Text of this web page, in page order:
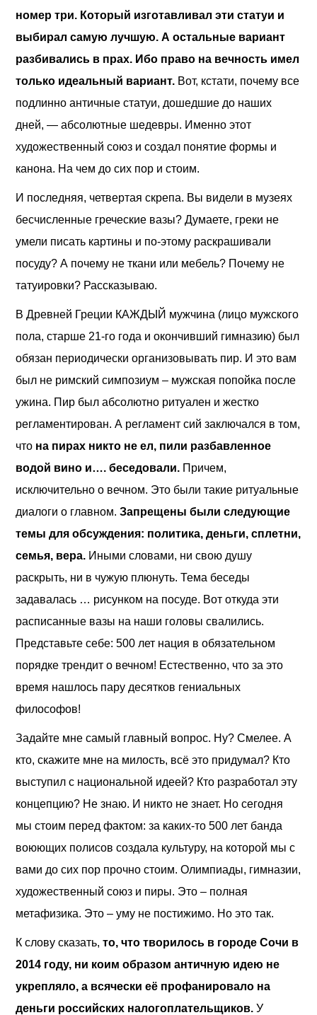
номер три. Который изготавливал эти статуи и
выбирал самую лучшую. А остальные вариант
разбивались в прах. Ибо право на вечность имел
только идеальный вариант. Вот, кстати, почему все
подлинно античные статуи, дошедшие до наших
дней, — абсолютные шедевры. Именно этот
художественный союз и создал понятие формы и
канона. На чем до сих пор и стоим.
И последняя, четвертая скрепа. Вы видели в музеях
бесчисленные греческие вазы? Думаете, греки не
умели писать картины и по-этому раскрашивали
посуду? А почему не ткани или мебель? Почему не
татуировки? Рассказываю.
В Древней Греции КАЖДЫЙ мужчина (лицо мужского
пола, старше 21-го года и окончивший гимназию) был
обязан периодически организовывать пир. И это вам
был не римский симпозиум – мужская попойка после
ужина. Пир был абсолютно ритуален и жестко
регламентирован. А регламент сий заключался в том,
что на пирах никто не ел, пили разбавленное
водой вино и…. беседовали. Причем,
исключительно о вечном. Это были такие ритуальные
диалоги о главном.Запрещены были следующие
темы для обсуждения: политика, деньги, сплетни,
семья, вера. Иными словами, ни свою душу
раскрыть, ни в чужую плюнуть. Тема беседы
задавалась … рисунком на посуде. Вот откуда эти
расписанные вазы на наши головы свалились.
Представьте себе: 500 лет нация в обязательном
порядке трендит о вечном! Естественно, что за это
время нашлось пару десятков гениальных
философов!
Задайте мне самый главный вопрос. Ну? Смелее. А
кто, скажите мне на милость, всё это придумал? Кто
выступил с национальной идеей? Кто разработал эту
концепцию? Не знаю. И никто не знает. Но сегодня
мы стоим перед фактом: за каких-то 500 лет банда
воюющих полисов создала культуру, на которой мы с
вами до сих пор прочно стоим. Олимпиады, гимназии,
художественный союз и пиры. Это – полная
метафизика. Это – уму не постижимо. Но это так.
К слову сказать,то, что творилось в городе Сочи в
2014 году, ни коим образом античную идею не
укрепляло, а всячески её профанировало на
деньги российских налогоплательщиков. У